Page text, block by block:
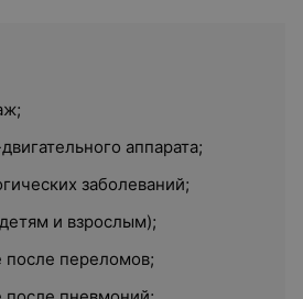
аппарата;
заболеваний;
и взрослым);
после переломов;